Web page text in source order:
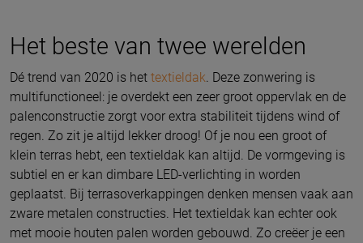
Het beste van twee werelden
Dé trend van 2020 is het textieldak . Deze zonwering is
multifunctioneel: je overdekt een zeer groot oppervlak en de
palenconstructie zorgt voor extra stabiliteit tijdens wind of
regen. Zo zit je altijd lekker droog! Of je nou een groot of
klein terras hebt, een textieldak kan altijd. De vormgeving is
subtiel en er kan dimbare LED-verlichting in worden
geplaatst. Bij terrasoverkappingen denken mensen vaak aan
zware metalen constructies. Het textieldak kan echter ook
met mooie houten palen worden gebouwd. Zo creëer je een